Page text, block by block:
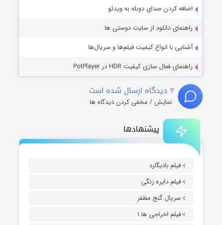
پیشنهادها
فیلم بادیگارد
فیلم دایره زنگی
سریال گنج مظفر
فیلم اخراجی ها ۱
اضافه کردن صدای دوبله به ویدئو
راهنمای دانلود از سایت دوستی ها
آشنایی با انواع کیفیت فیلم‌ها و سریال‌ها
راهنمای فعال سازی کیفیت HDR در PotPlayer
۳ دیدگاه ارسال شده است
نمایش / مخفی کردن دیدگاه ها